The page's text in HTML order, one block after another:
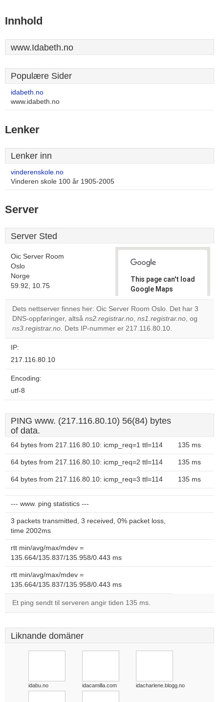
Innhold
www.Idabeth.no
Populære Sider
idabeth.no
www.idabeth.no
Lenker
Lenker inn
vinderenskole.no
Vinderen skole 100 år 1905-2005
Server
Server Sted
Oic Server Room
Oslo
Norge
59.92, 10.75
This page can't load
Google Maps
correctly.
Do you
own this
Dets nettserver finnes her: Oic Server Room Oslo. Det har 3
DNS-oppføringer, altså ns2.registrar.no, ns1.registrar.no, og
ns3.registrar.no. Dets IP-nummer er 217.116.80.10.
IP:
217.116.80.10
Encoding:
utf-8
PING www. (217.116.80.10) 56(84) bytes
of data.
64 bytes from 217.116.80.10: icmp_req=1 ttl=114 135 ms
64 bytes from 217.116.80.10: icmp_req=2 ttl=114 135 ms
64 bytes from 217.116.80.10: icmp_req=3 ttl=114 135 ms
--- www. ping statistics ---
3 packets transmitted, 3 received, 0% packet loss,
time 2002ms
rtt min/avg/max/mdev =
135.664/135.837/135.958/0.443 ms
rtt min/avg/max/mdev =
135.664/135.837/135.958/0.443 ms
Et ping sendt til serveren angir tiden 135 ms.
Liknande domäner
idabu.no idacamilla.com idacharlene.blogg.no